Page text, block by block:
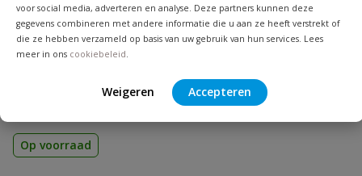
voor social media, adverteren en analyse. Deze partners kunnen deze
gegevens combineren met andere informatie die u aan ze heeft verstrekt of
die ze hebben verzameld op basis van uw gebruik van hun services. Lees
meer in ons cookiebeleid.
Weigeren Accepteren
Aansluiting: glad | Diameter: 120 t/m 205 mm | Lengte: 1, 3 & 6
Op voorraad